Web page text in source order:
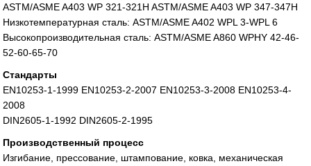
ASTM/ASME A403 WP 321-321H ASTM/ASME A403 WP 347-347H
Низкотемпературная сталь: ASTM/ASME A402 WPL 3-WPL 6
Высокопроизводительная сталь: ASTM/ASME A860 WPHY 42-46-
52-60-65-70
Стандарты
EN10253-1-1999 EN10253-2-2007 EN10253-3-2008 EN10253-4-
2008
DIN2605-1-1992 DIN2605-2-1995
Производственный процесс
Изгибание, прессование, штампование, ковка, механическая